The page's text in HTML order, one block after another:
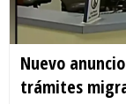
Nuevo
trámites